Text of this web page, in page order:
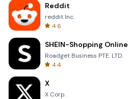
Reddit
reddit Inc.
4.6
SHEIN-Shopping Online
Roadget Business PTE. LTD.
4.4
X
X Corp.